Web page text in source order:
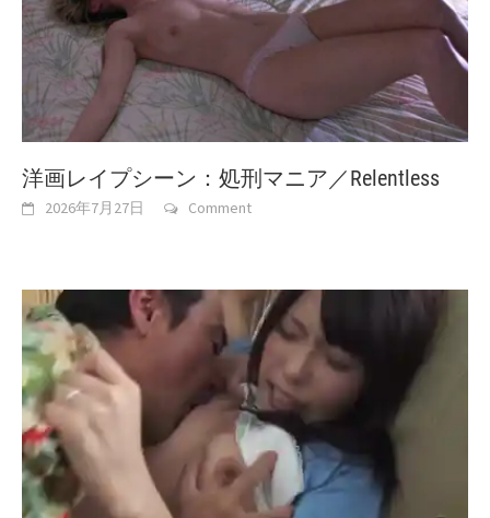
洋画レイプシーン：処刑マニア／Relentless
2026年7月27日 Comment